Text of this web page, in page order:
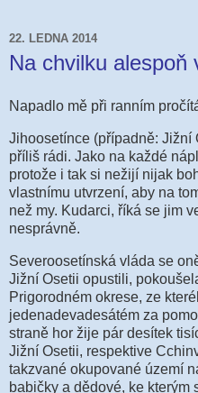
22. LEDNA 2014
Na chvilku alespoň
Napadlo mě při ranním
Jihoosetínce (případně: Jižní
příliš rádi. Jako na každé
protože i tak si nežijí nijak
vlastnímu utvrzení, aby na
než my. Kudarci, říká se jim
nesprávně.
Severoosetínská vláda se
Jižní Osetii opustili,
Prigorodném okrese, ze
jedenadevadesátém za
straně hor žije pár desítek
Jižní Osetii, respektive
takzvané okupované území
babičky a dědové, ke kterým